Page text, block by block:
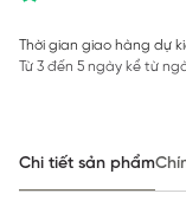
Thời gian giao hàng dự
Từ 3 đến 5 ngày kể từ
Chi tiết sản phẩm